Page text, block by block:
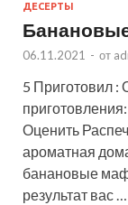
ДЕСЕРТЫ
06.11.2021 - от
5 Приготовил :
Оценить
ароматная
банановые
результат вас …